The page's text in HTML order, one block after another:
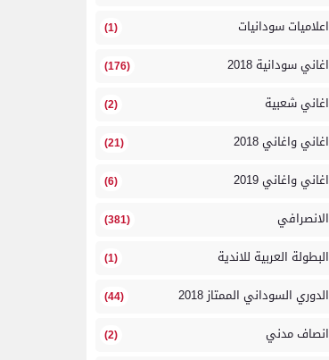
اعلاميات سودانيات (1)
اغاني سودانية 2018 (176)
اغاني شعبية (2)
اغاني واغاني 2018 (21)
اغاني واغاني 2019 (6)
الانصرافي (381)
البطولة العربية للاندية (1)
الدوري السوداني الممتاز 2018 (44)
انصاف مدني (2)